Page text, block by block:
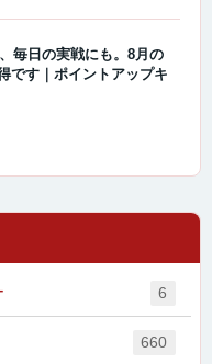
毎日の実戦にも。8月の
です｜ポイントアップキ
6
660